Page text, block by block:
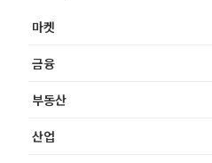
마켓
금융
부동산
산업